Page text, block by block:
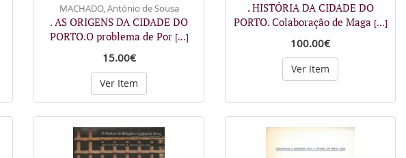
MACHADO, António de Sousa
. AS ORIGENS DA CIDADE DO
PORTO.O problema de Por [...]
15.00€
Ver Item
. HISTÓRIA DA CIDADE DO
PORTO. Colaboração de Maga [...]
100.00€
Ver Item